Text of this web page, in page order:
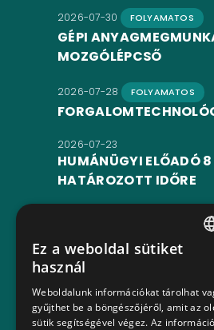
2026-07-30 FOLYAMATOS
GÉPI
MOZGÓLÉPCSŐ
2026-07-28 FOLYAMATOS
2026-07-23
HUMÁNÜGYI ELŐADÓ
HATÁROZOTT IDŐRE
Adatvédelmi tájékoztató
Impresszum
Jogi nyilatkozat
Ez a weboldal sütiket
használ
Weboldalunk információkat tárolhat
gyűjthet be a böngészőjéről, amit az
sütik segítségével végez. Az